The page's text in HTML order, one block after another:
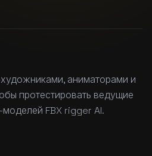
аниматорами и
протестировать ведущие
FBX rigger AI.